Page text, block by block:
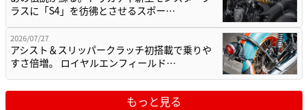
ラスに「S4」を彷彿とさせるスポー…
2026/07/27
アシスト＆スリッパークラッチ初搭載で乗りや
すさ倍増。 ロイヤルエンフィールド…
もっと見る